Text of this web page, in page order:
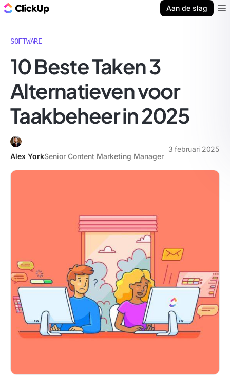
Aan de slag
SOFTWARE
10 Beste Taken 3
Alternatieven voor
Taakbeheer in 2025
Alex YorkSenior Content Marketing Manager
3 februari 2025